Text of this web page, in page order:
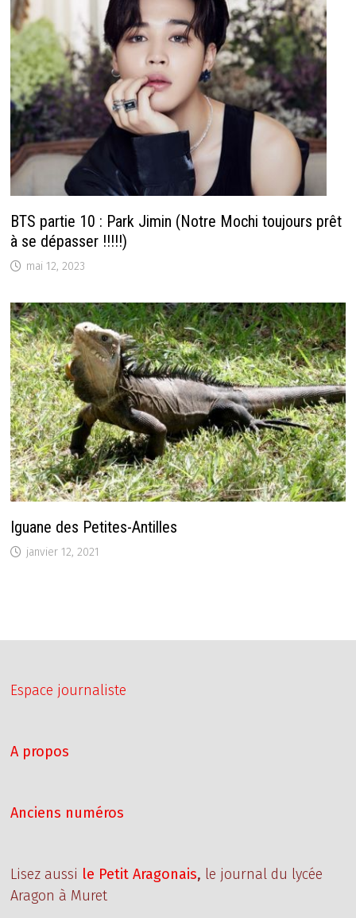
BTS partie 10 : Park Jimin (Notre Mochi toujours prêt
à se dépasser !!!!!)
mai 12, 2023
Iguane des Petites-Antilles
janvier 12, 2021
Espace journaliste
A propos
Anciens numéros
Lisez aussi le Petit Aragonais, le journal du lycée
Aragon à Muret